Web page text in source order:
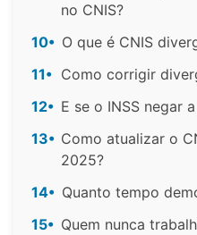
no CNIS?
10• O que é CNIS
11• Como corrigir
12• E se o INSS negar
13• Como atualizar o
2025?
14• Quanto tempo
15• Quem nunca